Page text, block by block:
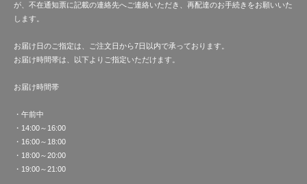
が、不在通知票に記載の連絡先へご連絡いただき、再配達のお手続きをお願いいた
します。
お届け日のご指定は、ご注文日から7日以内で承っております。
お届け時間帯は、以下よりご指定いただけます。
お届け時間帯
・午前中
・14:00～16:00
・16:00～18:00
・18:00～20:00
・19:00～21:00